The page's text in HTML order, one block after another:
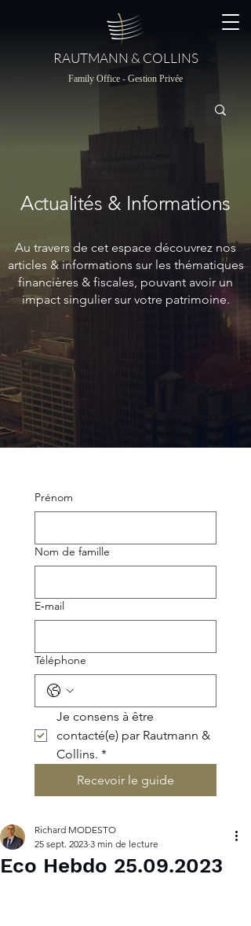
RAUTMANN & COLLINS
Family Office - Gestion Privée
Actualités & Informations
Au travers de cet espace découvrez nos
articles & informations sur les thématiques
financières & fiscales, pouvant avoir un
impact singulier sur votre patrimoine.
Prénom
Nom de famille
E‑mail
Téléphone
Je consens à être
contacté(e) par Rautmann &
Collins. *
Recevoir le guide
Eco Hebdo 25.09.2023
Richard MODESTO
25 sept. 2023 3 min de lecture